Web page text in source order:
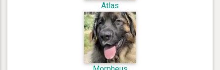
Atlas